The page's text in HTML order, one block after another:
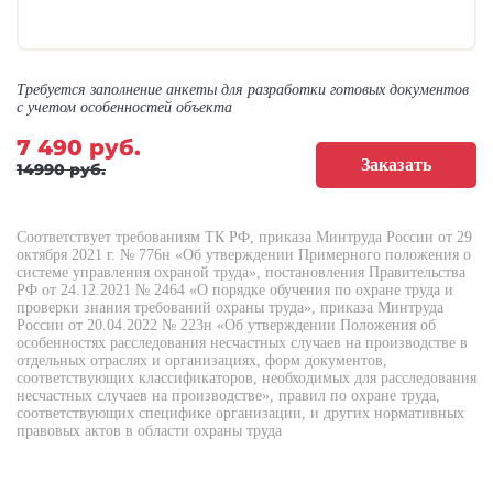
Требуется заполнение анкеты для разработки готовых документов
с учетом особенностей объекта
7 490 руб.
14990 руб.
Соответствует требованиям ТК РФ, приказа Минтруда России от 29
октября 2021 г. № 776н «Об утверждении Примерного положения о
системе управления охраной труда», постановления Правительства
РФ от 24.12.2021 № 2464 «О порядке обучения по охране труда и
проверки знания требований охраны труда», приказа Минтруда
России от 20.04.2022 № 223н «Об утверждении Положения об
особенностях расследования несчастных случаев на производстве в
отдельных отраслях и организациях, форм документов,
соответствующих классификаторов, необходимых для расследования
несчастных случаев на производстве», правил по охране труда,
соответствующих специфике организации, и других нормативных
правовых актов в области охраны труда